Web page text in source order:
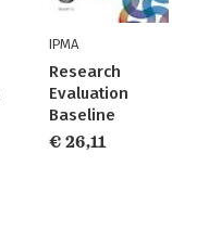
IPMA
Research
Evaluation
Baseline
€ 26,11